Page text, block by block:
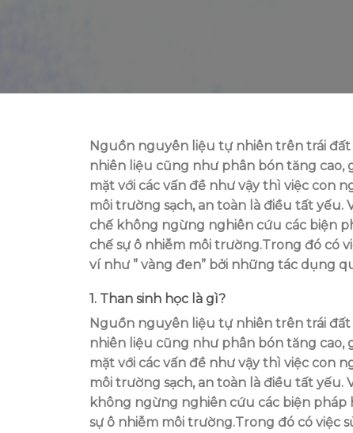
Nguồn nguyên liệu tự nhiên trên trái
nhiên liệu cũng như phân bón tăng
mặt với các vấn đề như vậy thì việc con
môi trường sạch, an toàn là điều tất yếu.
chế không ngừng nghiên cứu các biện
chế sự ô nhiễm môi trường.Trong đó có
ví như ” vàng đen” bởi những tác dụng
1. Than sinh học là gì?
Nguồn nguyên liệu tự nhiên trên trái
nhiên liệu cũng như phân bón tăng
mặt với các vấn đề như vậy thì việc con
môi trường sạch, an toàn là điều tất yếu.
không ngừng nghiên cứu các biện pháp
sự ô nhiễm môi trường.Trong đó có việc